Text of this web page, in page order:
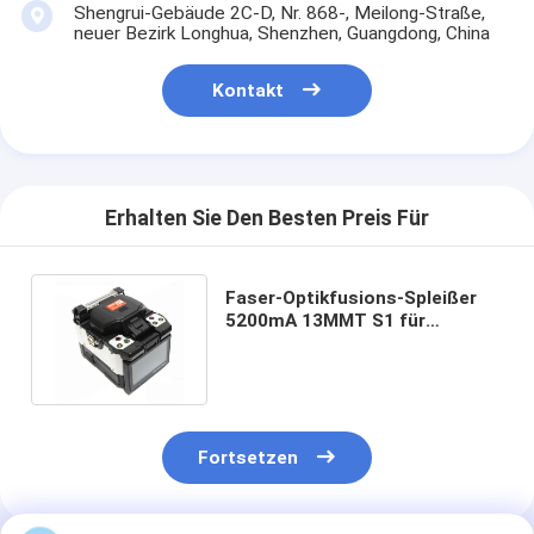
Shengrui-Gebäude 2C-D, Nr. 868-, Meilong-Straße,
neuer Bezirk Longhua, Shenzhen, Guangdong, China
Kontakt
Erhalten Sie Den Besten Preis Für
Faser-Optikfusions-Spleißer
5200mA 13MMT S1 für
Fortsetzen